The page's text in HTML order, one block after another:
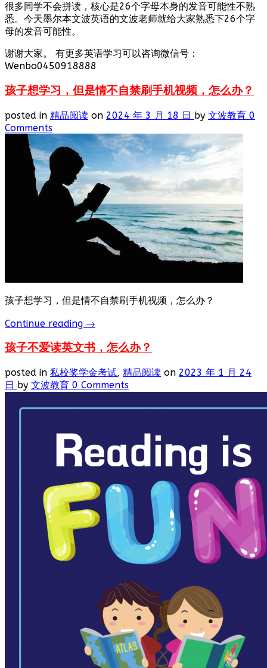
很多同学不会拼读，核心是26个字母本身的发音可能性不熟
悉。今天墨尔本文波英语的文波老师就给大家熟悉下26个字
母的发音可能性。
谢谢大家。 有更多英语学习可以咨询微信号：
Wenbo0450918888
孩子想学习，但是情不自禁刷手机视频，怎么办？
posted in 精品阅读 on 2024 年 3 月 18 日 by 文波教育 0
Comments
孩子想学习，但是情不自禁刷手机视频，怎么办？
Continue reading →
孩子不爱读英文书，怎么办？
posted in 私校奖学金考试, 精品阅读 on 2023 年 1 月 24
日 by 文波教育 0 Comments